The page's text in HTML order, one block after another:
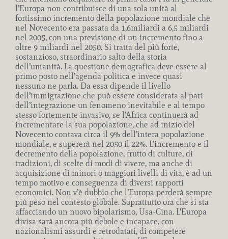
l’Europa non contribuisce di una sola unità al
fortissimo incremento della popolazione mondiale che
nel Novecento era passata da 1,6miliardi a 6,5 miliardi
nel 2005, con una previsione di un incremento fino a
oltre 9 miliardi nel 2050. Si tratta del più forte,
sostanzioso, straordinario salto della storia
dell’umanità. La questione demografica deve essere al
primo posto nell’agenda politica e invece quasi
nessuno ne parla. Da essa dipende il livello
dell’immigrazione che può essere considerata al pari
dell’integrazione un fenomeno inevitabile e al tempo
stesso fortemente invasivo, se l’Africa continuerà ad
incrementare la sua popolazione, che ad inizio del
Novecento contava circa il 9% dell’intera popolazione
mondiale, e supererà nel 2050 il 22%. L’incremento e il
decremento della popolazione, frutto di culture, di
tradizioni, di scelte di modi di vivere, ma anche di
acquisizione di minori o maggiori livelli di vita, è ad un
tempo motivo e conseguenza di diversi rapporti
economici. Non v’è dubbio che l’Europa perderà sempre
più peso nel contesto globale. Soprattutto ora che si sta
affacciando un nuovo bipolarismo, Usa-Cina. L’Europa
divisa sarà ancora più debole e incapace, con
nazionalismi assurdi e retrodatati, di competere